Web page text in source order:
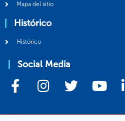
Mapa del sitio
Histórico
Histórico
Social Media